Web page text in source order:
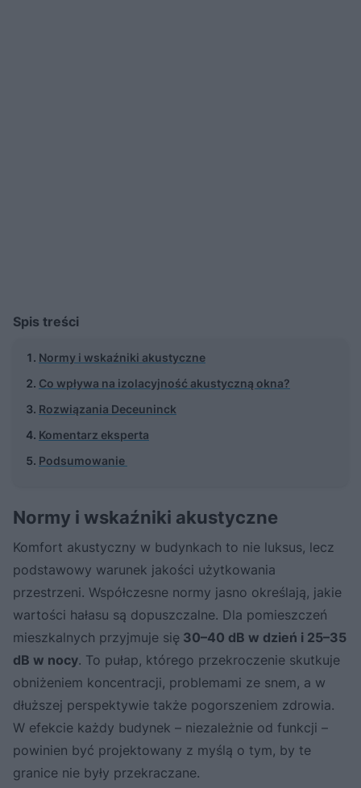
Spis treści
Normy i wskaźniki akustyczne
Co wpływa na izolacyjność akustyczną okna?
Rozwiązania Deceuninck
Komentarz eksperta
Podsumowanie
Normy i wskaźniki akustyczne
Komfort akustyczny w budynkach to nie luksus, lecz
podstawowy warunek jakości użytkowania
przestrzeni. Współczesne normy jasno określają, jakie
wartości hałasu są dopuszczalne. Dla pomieszczeń
mieszkalnych przyjmuje się 30–40 dB w dzień i 25–35
dB w nocy. To pułap, którego przekroczenie skutkuje
obniżeniem koncentracji, problemami ze snem, a w
dłuższej perspektywie także pogorszeniem zdrowia.
W efekcie każdy budynek – niezależnie od funkcji –
powinien być projektowany z myślą o tym, by te
granice nie były przekraczane.